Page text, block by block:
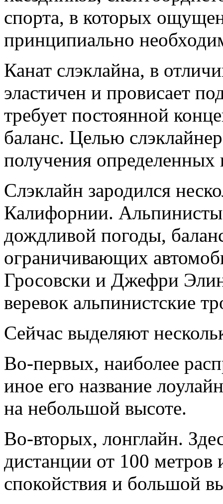
спорта, в которых
принципиально
Канат слэклайна, в
эластичен и провисает
требует постоянной
баланс. Целью
получения определенных
Слэклайн зародился
Калифорнии. Альпинисты
дождливой погоды,
ограничивающих
Гросовски и Джефри
веревок альпинистские
Сейчас выделяют
Во-первых, наиболее
иное его название
на небольшой высоте.
Во-вторых, лонглайн.
дистанции от 100 метров
спокойствия и большой